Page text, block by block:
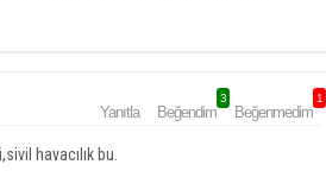
Yanıtla Beğendim
3
Beğenmedim
1
havacılık bu.